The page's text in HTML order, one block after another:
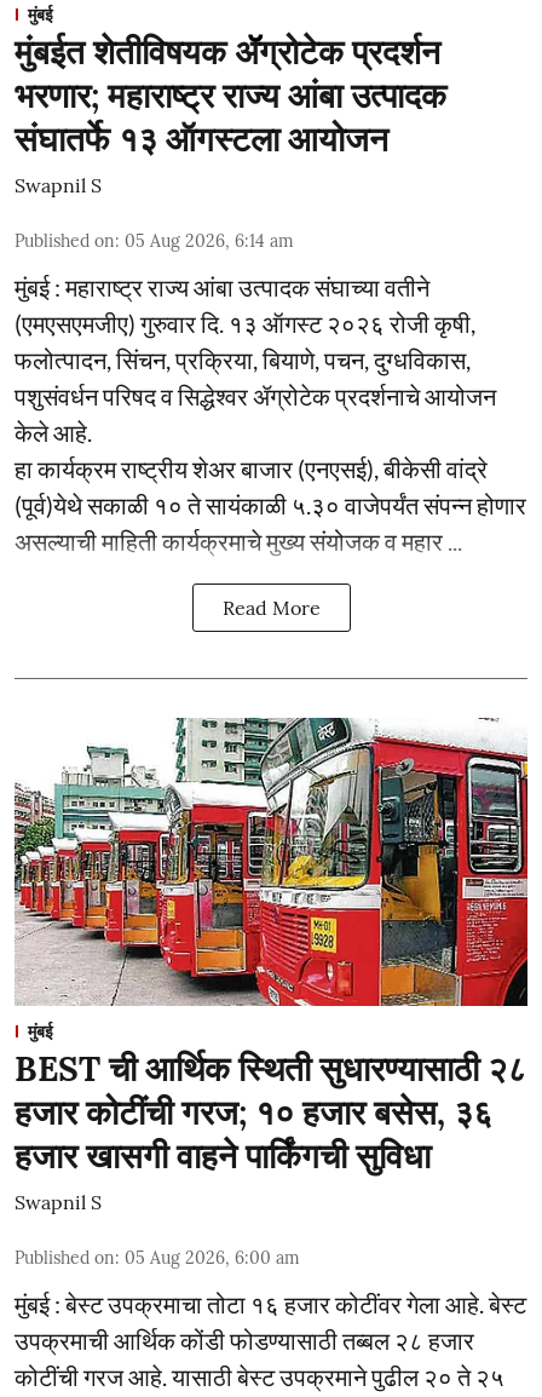
मुंबई
मुंबईत शेतीविषयक ॲॅग्रोटेक प्रदर्शन
भरणार; महाराष्ट्र राज्य आंबा उत्पादक
संघातर्फे १३ ऑगस्टला आयोजन
Swapnil S
Published on: 05 Aug 2026, 6:14 am
मुंबई : महाराष्ट्र राज्य आंबा उत्पादक संघाच्या वतीने
(एमएसएमजीए) गुरुवार दि. १३ ऑगस्ट २०२६ रोजी कृषी,
फलोत्पादन, सिंचन, प्रक्रिया, बियाणे, पचन, दुग्धविकास,
पशुसंवर्धन परिषद व सिद्धेश्वर ॲग्रोटेक प्रदर्शनाचे आयोजन
केले आहे.
हा कार्यक्रम राष्ट्रीय शेअर बाजार (एनएसई), बीकेसी वांद्रे
(पूर्व)येथे सकाळी १० ते सायंकाळी ५.३० वाजेपर्यंत संपन्न होणार
असल्याची माहिती कार्यक्रमाचे मुख्य संयोजक व महार ...
Read More
मुंबई
BEST ची आर्थिक स्थिती सुधारण्यासाठी २८
हजार कोटींची गरज; १० हजार बसेस, ३६
हजार खासगी वाहने पार्किंगची सुविधा
Swapnil S
Published on: 05 Aug 2026, 6:00 am
मुंबई : बेस्ट उपक्रमाचा तोटा १६ हजार कोटींवर गेला आहे. बेस्ट
उपक्रमाची आर्थिक कोंडी फोडण्यासाठी तब्बल २८ हजार
कोटींची गरज आहे. यासाठी बेस्ट उपक्रमाने पुढील २० ते २५